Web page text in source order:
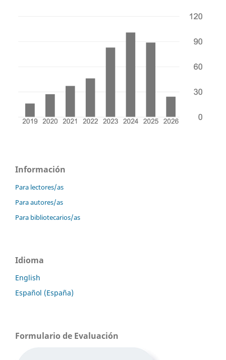
Información
Para lectores/as
Para autores/as
Para bibliotecarios/as
Idioma
English
Español (España)
Formulario de Evaluación